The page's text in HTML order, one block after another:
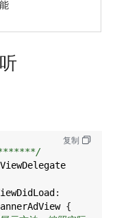
复制
:
{